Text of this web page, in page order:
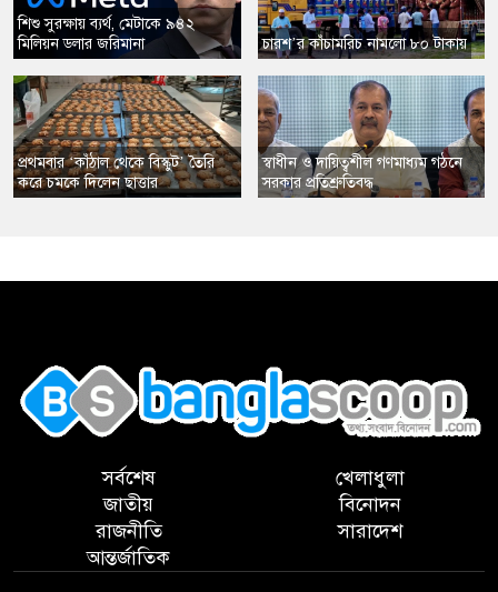
​শিশু সুরক্ষায় ব্যর্থ, মেটাকে ৯৪২
মিলিয়ন ডলার জরিমানা
প্রথমবার ‘কাঁঠাল থেকে বিস্কুট’ তৈরি
করে চমকে দিলেন ছাত্তার
চারশ’র কাঁচামরিচ নামলো ৮০ টাকায়
স্বাধীন ও দায়িত্বশীল গণমাধ্যম গঠনে
সরকার প্রতিশ্রুতিবদ্ধ
সর্বশেষ
জাতীয়
রাজনীতি
আন্তর্জাতিক
খেলাধুলা
বিনোদন
সারাদেশ